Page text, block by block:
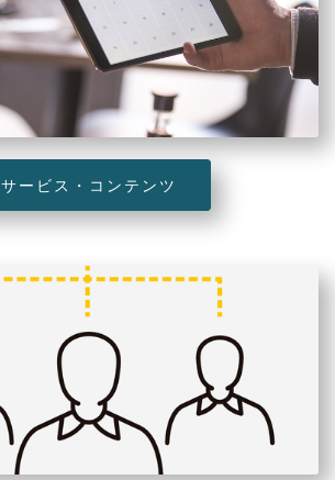
サービス・コンテンツ